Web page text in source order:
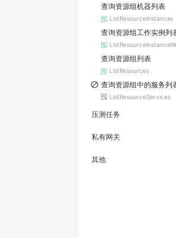
查询资源组机器列表
ListResourceInstances
查询资源组工作实例列
查询资源组列表
ListResources
查询资源组中的服务列
ListResourceServices
压测任务
私有网关
其他